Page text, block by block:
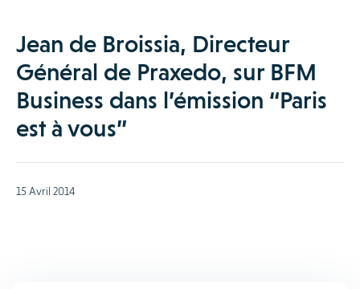
Jean de Broissia, Directeur
Général de Praxedo, sur BFM
Business dans l’émission “Paris
est à vous”
15 Avril 2014